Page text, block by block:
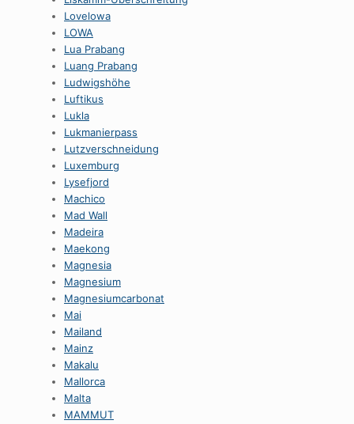
Lovelowa
LOWA
Lua Prabang
Luang Prabang
Ludwigshöhe
Luftikus
Lukla
Lukmanierpass
Lutzverschneidung
Luxemburg
Lysefjord
Machico
Mad Wall
Madeira
Maekong
Magnesia
Magnesium
Magnesiumcarbonat
Mai
Mailand
Mainz
Makalu
Mallorca
Malta
MAMMUT